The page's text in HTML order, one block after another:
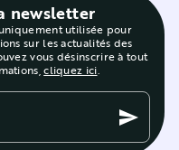
newsletter
utilisée pour
sur les actualités des
vous désinscrire à tout
cliquez ici.
send